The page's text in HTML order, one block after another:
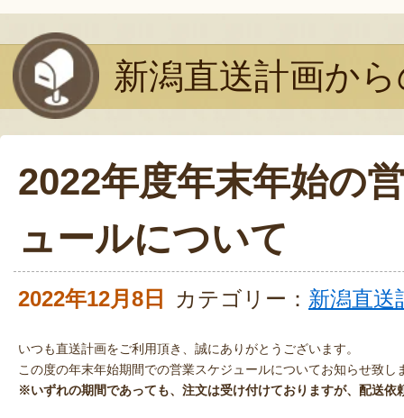
新潟直送計画か
2022年度年末年始の
ュールについて
2022年12月8日 カテゴリー： 新潟直送
いつも直送計画をご利用頂き、誠にありがとうございます。
この度の年末年始期間での営業スケジュールについてお知らせ致し
※いずれの期間であっても、注文は受け付けておりますが、配送依